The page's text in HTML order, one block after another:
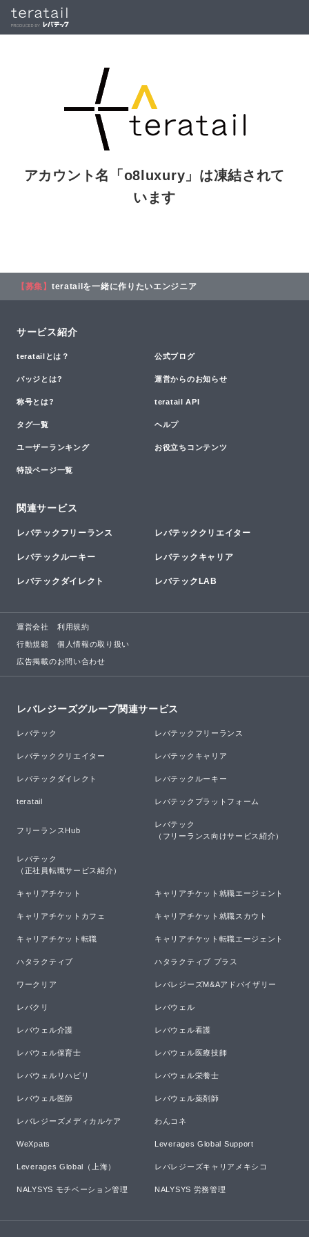
アカウント名「 o8luxury 」は凍結されて
います
【募集】 teratailを一緒に作りたいエンジニア
サービス紹介
teratailとは？ 公式ブログ
バッジとは? 運営からのお知らせ
称号とは? teratail API
タグ一覧 ヘルプ
ユーザーランキング お役立ちコンテンツ
特設ページ一覧
関連サービス
レバテックフリーランス レバテッククリエイター
レバテックルーキー レバテックキャリア
レバテックダイレクト レバテックLAB
運営会社 利用規約
行動規範 個人情報の取り扱い
広告掲載のお問い合わせ
レバレジーズグループ関連サービス
レバテック レバテックフリーランス
レバテッククリエイター レバテックキャリア
レバテックダイレクト レバテックルーキー
teratail レバテックプラットフォーム
フリーランスHub
レバテック
（フリーランス向けサービス紹介）
レバテック
（正社員転職サービス紹介）
キャリアチケット キャリアチケット就職エージェント
キャリアチケットカフェ キャリアチケット就職スカウト
キャリアチケット転職 キャリアチケット転職エージェント
ハタラクティブ ハタラクティブ プラス
ワークリア レバレジーズM&Aアドバイザリー
レバクリ レバウェル
レバウェル介護 レバウェル看護
レバウェル保育士 レバウェル医療技師
レバウェルリハビリ レバウェル栄養士
レバウェル医師 レバウェル薬剤師
レバレジーズメディカルケア わんコネ
WeXpats Leverages Global Support
Leverages Global（上海） レバレジーズキャリアメキシコ
NALYSYS モチベーション管理 NALYSYS 労務管理